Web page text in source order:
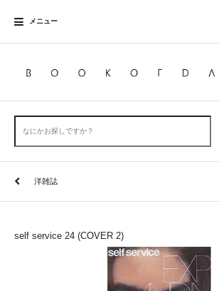
メニュー
洋雑誌
self service 24 (COVER 2)